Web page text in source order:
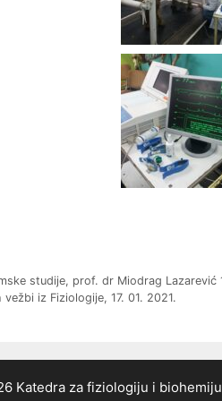
studije, prof. dr Miodrag Lazarević
iz Fiziologije, 17. 01. 2021.
Katedra za fiziologiju i biohemiju